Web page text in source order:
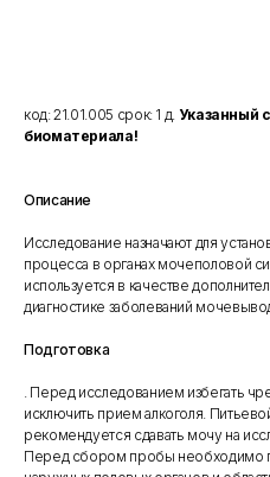
код: 21.01.005 срок: 1 д. Указанный
биоматериала!
Описание
Исследование назначают для
процесса в органах мочеполовой
используется в качестве
диагностике заболеваний
Подготовка
. Перед исследованием избегать
исключить прием алкоголя.
рекомендуется сдавать мочу на
Перед сбором пробы необходимо